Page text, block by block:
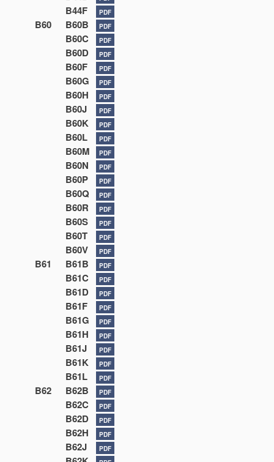
B44F PDF
B60 B60B PDF
B60C PDF
B60D PDF
B60F PDF
B60G PDF
B60H PDF
B60J PDF
B60K PDF
B60L PDF
B60M PDF
B60N PDF
B60P PDF
B60Q PDF
B60R PDF
B60S PDF
B60T PDF
B60V PDF
B61 B61B PDF
B61C PDF
B61D PDF
B61F PDF
B61G PDF
B61H PDF
B61J PDF
B61K PDF
B61L PDF
B62 B62B PDF
B62C PDF
B62D PDF
B62H PDF
B62J PDF